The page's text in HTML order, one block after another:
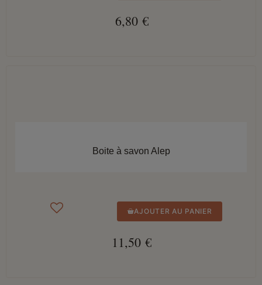
6,80 €
Boite à savon Alep
AJOUTER AU PANIER
11,50 €